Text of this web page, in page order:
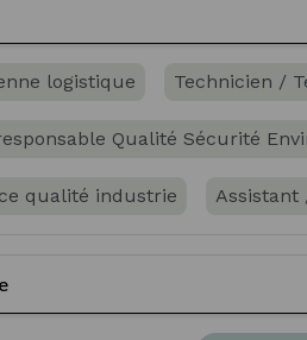
logistique Technicien /
Qualité Sécurité
qualité industrie Assistant
de site logistique